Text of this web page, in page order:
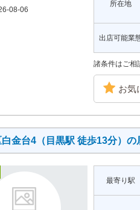
08-06
所在地
出店可能業
諸条件はご相
お気
金台4（目黒駅 徒歩13分）の
最寄り駅